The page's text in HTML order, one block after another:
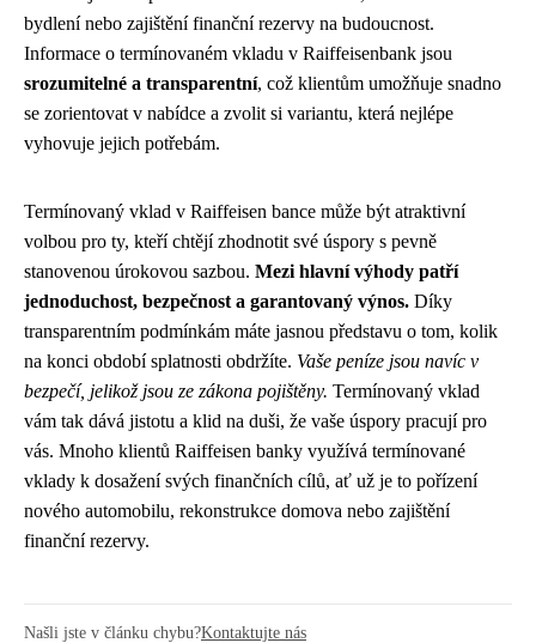
bydlení nebo zajištění finanční rezervy na budoucnost.
Informace o termínovaném vkladu v Raiffeisenbank jsou
srozumitelné a transparentní, což klientům umožňuje snadno
se zorientovat v nabídce a zvolit si variantu, která nejlépe
vyhovuje jejich potřebám.
Termínovaný vklad v Raiffeisen bance může být atraktivní
volbou pro ty, kteří chtějí zhodnotit své úspory s pevně
stanovenou úrokovou sazbou. Mezi hlavní výhody patří
jednoduchost, bezpečnost a garantovaný výnos. Díky
transparentním podmínkám máte jasnou představu o tom, kolik
na konci období splatnosti obdržíte. Vaše peníze jsou navíc v
bezpečí, jelikož jsou ze zákona pojištěny. Termínovaný vklad
vám tak dává jistotu a klid na duši, že vaše úspory pracují pro
vás. Mnoho klientů Raiffeisen banky využívá termínované
vklady k dosažení svých finančních cílů, ať už je to pořízení
nového automobilu, rekonstrukce domova nebo zajištění
finanční rezervy.
Našli jste v článku chybu?Kontaktujte nás